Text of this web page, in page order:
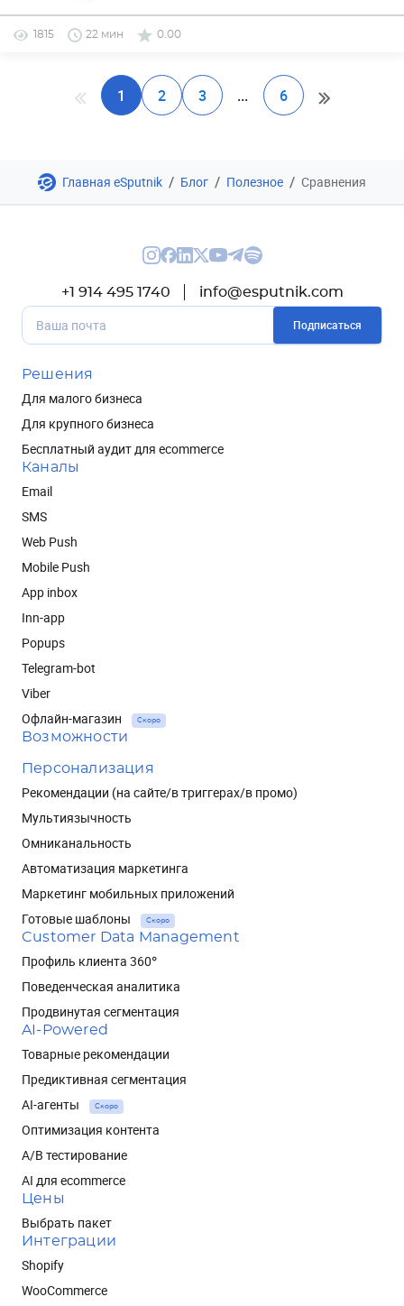
1815 22 мин 0.00
1 2 3 ... 6
Главная eSputnik / Блог / Полезное / Сравнения
+1 914 495 1740 info@esputnik.com
Подписаться
Решения
Для малого бизнеса
Для крупного бизнеса
Бесплатный аудит для ecommerce
Каналы
Email
SMS
Web Push
Mobile Push
App inbox
Inn-app
Popups
Telegram-bot
Viber
Офлайн-магазин
Скоро
Возможности
Персонализация
Рекомендации (на сайте/в триггерах/в промо)
Мультиязычность
Омниканальность
Автоматизация маркетинга
Маркетинг мобильных приложений
Готовые шаблоны
Скоро
Customer Data Management
Профиль клиента 360°
Поведенческая аналитика
Продвинутая сегментация
AI-Powered
Товарные рекомендации
Предиктивная сегментация
AI-агенты
Скоро
Оптимизация контента
A/B тестирование
AI для ecommerce
Цены
Выбрать пакет
Интеграции
Shopify
WooCommerce